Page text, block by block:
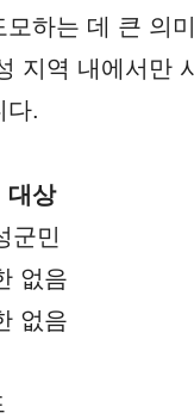
하는 데 큰 의
지역 내에서만
다.
대상
군민
없음
없음